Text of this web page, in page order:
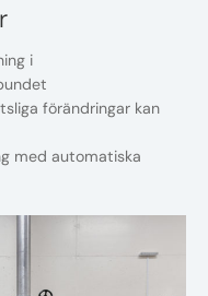
i
förändringar kan
med automatiska